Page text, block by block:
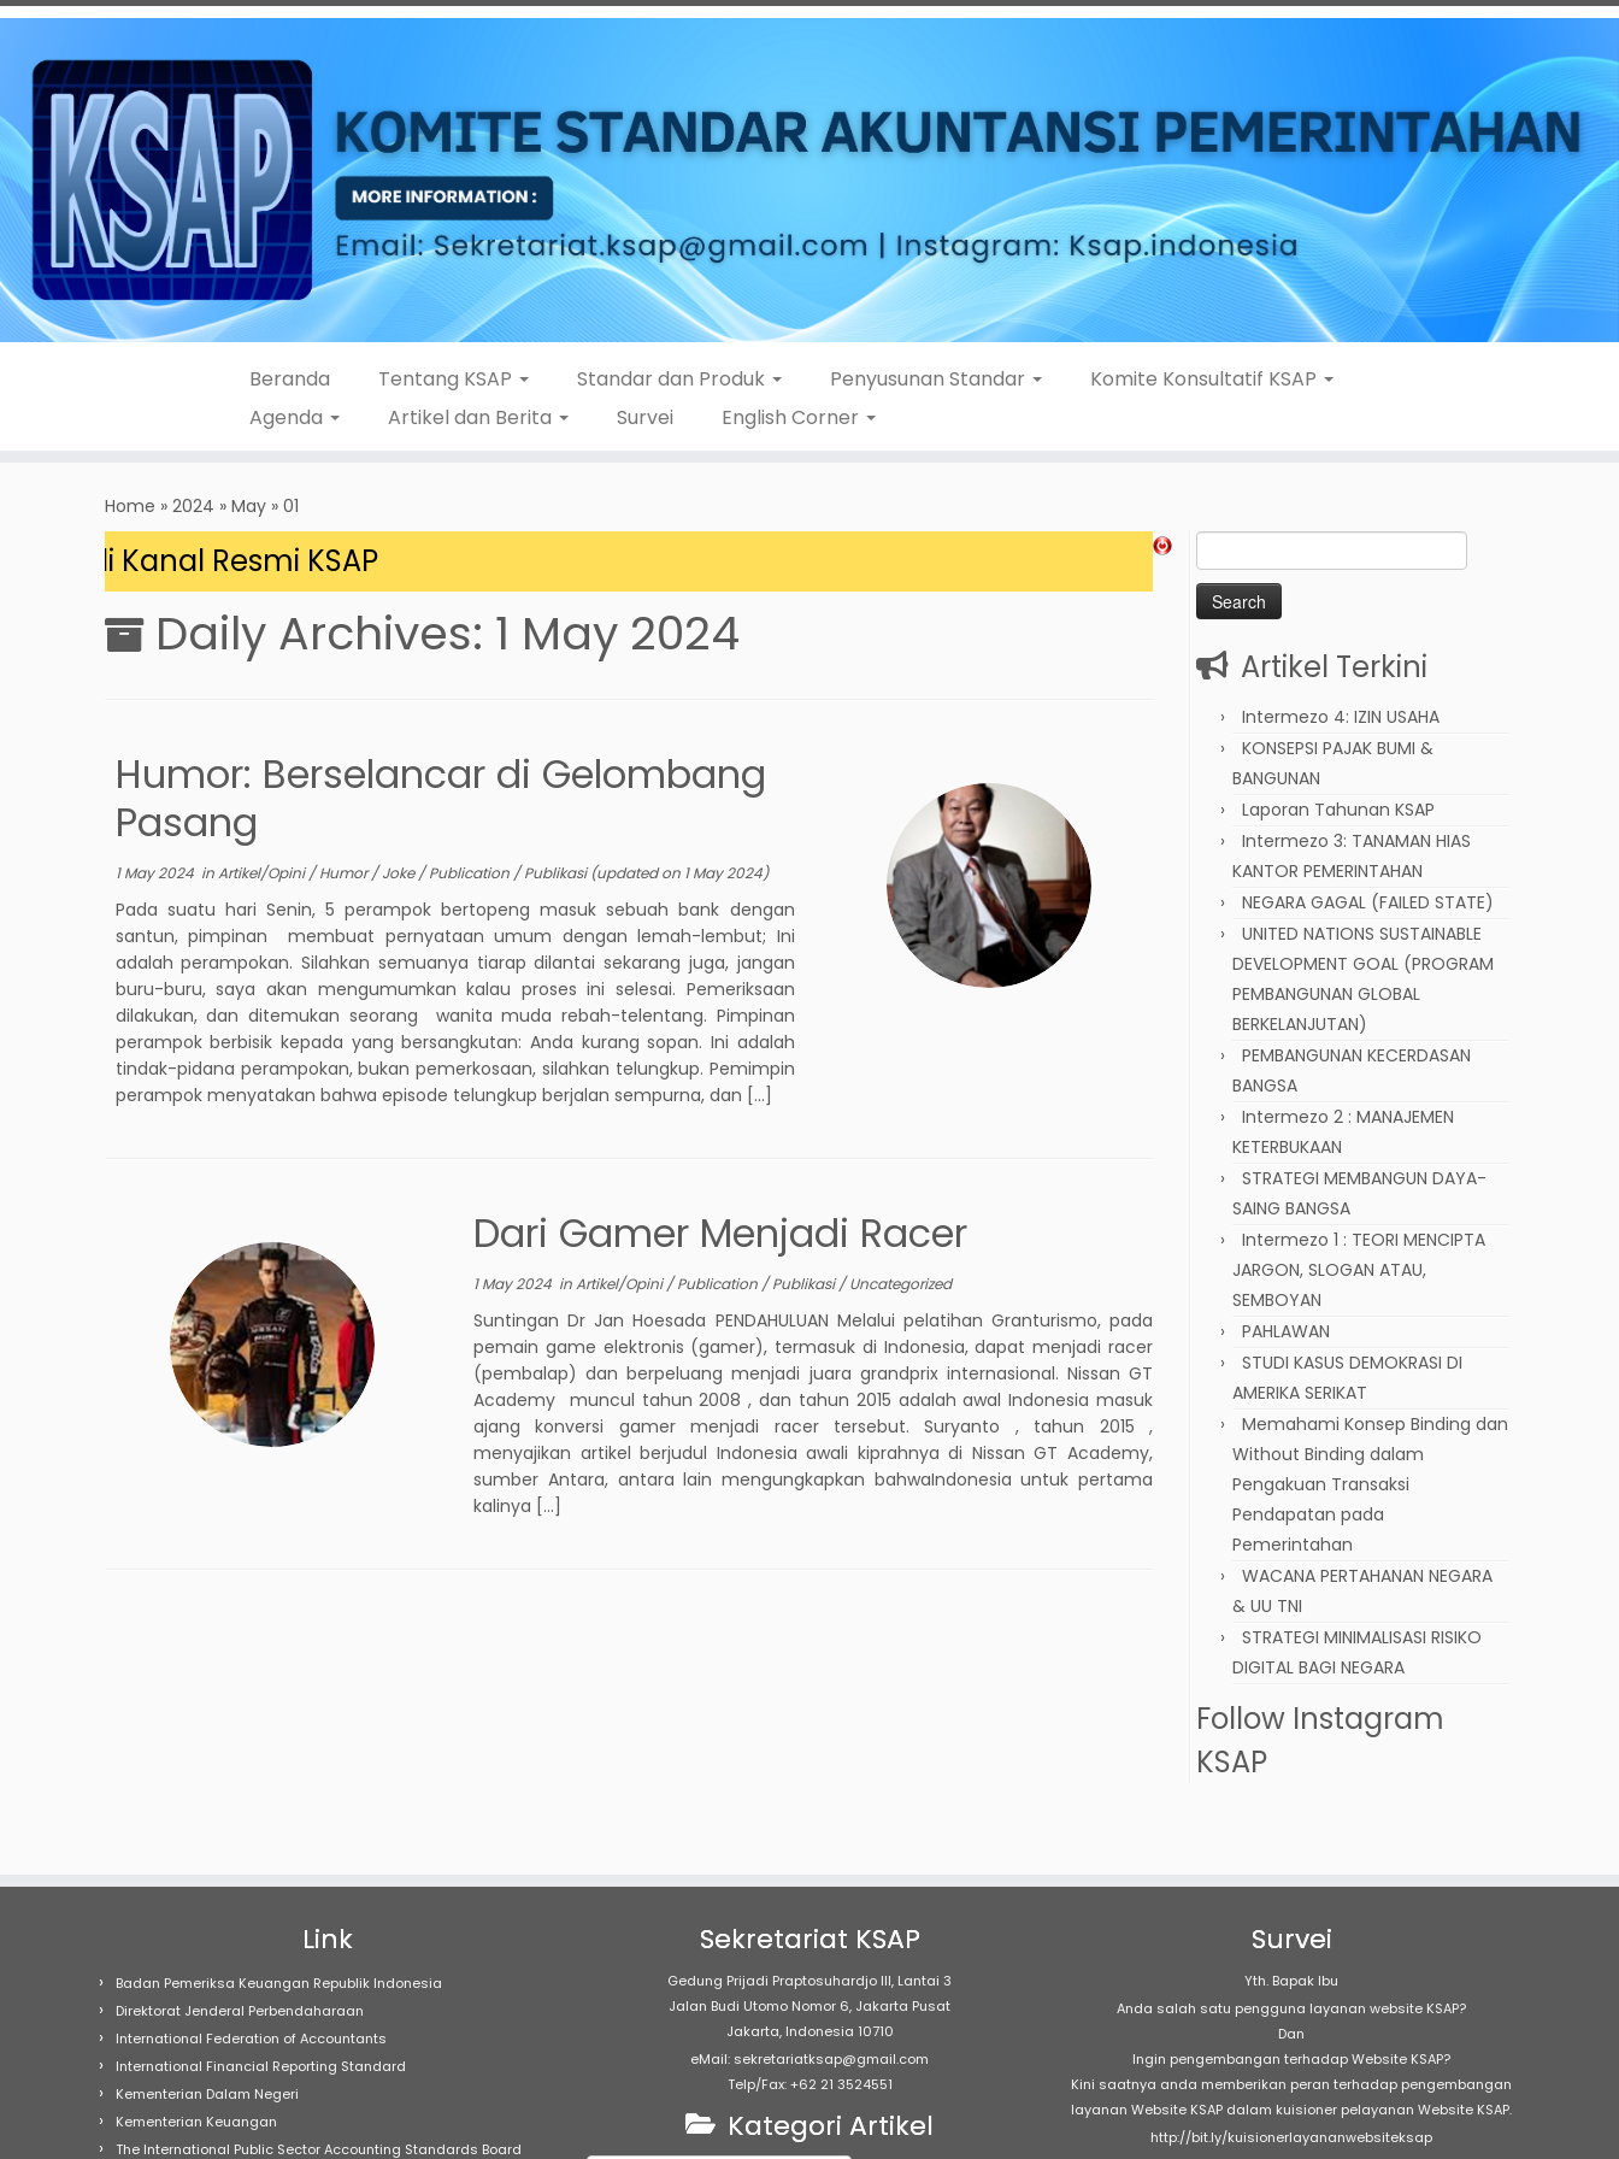
Beranda Tentang KSAP Standar dan Produk Penyusunan Standar
Komite Konsultatif KSAP
Agenda
Artikel dan Berita Survei English Corner
Home » 2024 » May » 01
di Kanal Resmi KSAP
Daily Archives: 1 May 2024
Humor: Berselancar di Gelombang
Pasang
1 May 2024inArtikel/Opini/Humor/Joke/Publication /Publikasi(updated on 1 May 2024)
Pada suatu hari Senin, 5 perampok bertopeng masuk sebuah bank dengan
santun, pimpinan membuat pernyataan umum dengan lemah-lembut; Ini
adalah perampokan. Silahkan semuanya tiarap dilantai sekarang juga, jangan
buru-buru, saya akan mengumumkan kalau proses ini selesai. Pemeriksaan
dilakukan, dan ditemukan seorang wanita muda rebah-telentang. Pimpinan
perampok berbisik kepada yang bersangkutan: Anda kurang sopan. Ini adalah
tindak-pidana perampokan, bukan pemerkosaan, silahkan telungkup. Pemimpin
perampok menyatakan bahwa episode telungkup berjalan sempurna, dan […]
Dari Gamer Menjadi Racer
1 May 2024 inArtikel/Opini/Publication /Publikasi/Uncategorized
Suntingan Dr Jan Hoesada PENDAHULUAN Melalui pelatihan Granturismo, pada
pemain game elektronis (gamer), termasuk di Indonesia, dapat menjadi racer
(pembalap) dan berpeluang menjadi juara grandprix internasional. Nissan GT
Academy muncul tahun 2008 , dan tahun 2015 adalah awal Indonesia masuk
ajang konversi gamer menjadi racer tersebut. Suryanto , tahun 2015 ,
menyajikan artikel berjudul Indonesia awali kiprahnya di Nissan GT Academy,
sumber Antara, antara lain mengungkapkan bahwaIndonesia untuk pertama
kalinya […]
Search
for:
Artikel Terkini
Intermezo 4: IZIN USAHA
KONSEPSI PAJAK BUMI &
BANGUNAN
Laporan Tahunan KSAP
Intermezo 3: TANAMAN HIAS
KANTOR PEMERINTAHAN
NEGARA GAGAL (FAILED STATE)
UNITED NATIONS SUSTAINABLE
DEVELOPMENT GOAL (PROGRAM
PEMBANGUNAN GLOBAL
BERKELANJUTAN)
PEMBANGUNAN KECERDASAN
BANGSA
Intermezo 2 : MANAJEMEN
KETERBUKAAN
STRATEGI MEMBANGUN DAYA-
SAING BANGSA
Intermezo 1 : TEORI MENCIPTA
JARGON, SLOGAN ATAU,
SEMBOYAN
PAHLAWAN
STUDI KASUS DEMOKRASI DI
AMERIKA SERIKAT
Memahami Konsep Binding dan
Without Binding dalam
Pengakuan Transaksi
Pendapatan pada
Pemerintahan
WACANA PERTAHANAN NEGARA
& UU TNI
STRATEGI MINIMALISASI RISIKO
DIGITAL BAGI NEGARA
Follow Instagram
KSAP
Link
Badan Pemeriksa Keuangan Republik Indonesia
Direktorat Jenderal Perbendaharaan
International Federation of Accountants
International Financial Reporting Standard
Kementerian Dalam Negeri
Kementerian Keuangan
The International Public Sector Accounting Standards Board
Sekretariat KSAP
Gedung Prijadi Praptosuhardjo III, Lantai 3
Jalan Budi Utomo Nomor 6, Jakarta Pusat
Jakarta, Indonesia 10710
eMail: sekretariatksap@gmail.com
Telp/Fax: +62 21 3524551
Kategori Artikel
Survei
Yth. Bapak Ibu
Anda salah satu pengguna layanan website KSAP?
Dan
Ingin pengembangan terhadap Website KSAP?
Kini saatnya anda memberikan peran terhadap pengembangan
layanan Website KSAP dalam kuisioner pelayanan Website KSAP.
http://bit.ly/kuisionerlayananwebsiteksap